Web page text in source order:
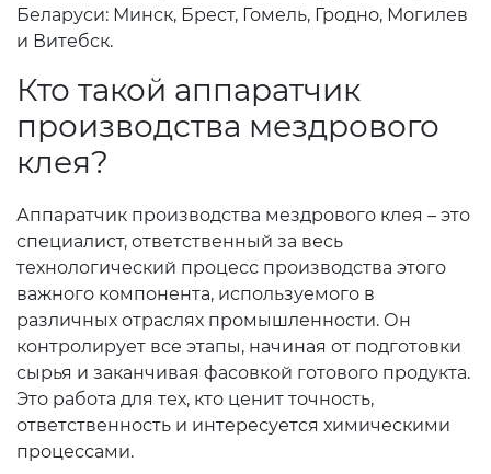
Беларуси: Минск, Брест, Гомель, Гродно, Могилев
и Витебск.
Кто такой аппаратчик
производства мездрового
клея?
Аппаратчик производства мездрового клея – это
специалист, ответственный за весь
технологический процесс производства этого
важного компонента, используемого в
различных отраслях промышленности. Он
контролирует все этапы, начиная от подготовки
сырья и заканчивая фасовкой готового продукта.
Это работа для тех, кто ценит точность,
ответственность и интересуется химическими
процессами.